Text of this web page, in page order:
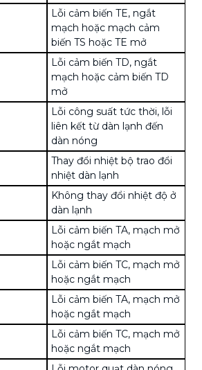
Lỗi cảm biến TE, ngắt
mạch hoặc mạch cảm
biến TS hoặc TE mở
Lỗi cảm biến TD, ngắt
mạch hoặc cảm biến TD
mở
Lỗi công suất tức thời, lỗi
liên kết từ dàn lạnh đến
dàn nóng
Thay đổi nhiệt bộ trao đổi
nhiệt dàn lạnh
Không thay đổi nhiệt độ ở
dàn lạnh
Lỗi cảm biến TA, mạch mở
hoặc ngắt mạch
Lỗi cảm biến TC, mạch mở
hoặc ngắt mạch
Lỗi cảm biến TA, mạch mở
hoặc ngắt mạch
Lỗi cảm biến TC, mạch mở
hoặc ngắt mạch